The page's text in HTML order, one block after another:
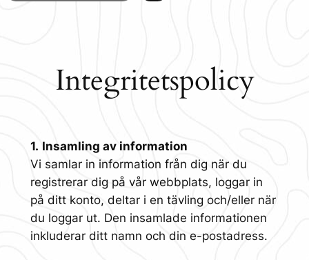
Integritetspolicy
1. Insamling av information
Vi samlar in information från dig när du
registrerar dig på vår webbplats, loggar in
på ditt konto, deltar i en tävling och/eller när
du loggar ut. Den insamlade informationen
inkluderar ditt namn och din e-postadress.